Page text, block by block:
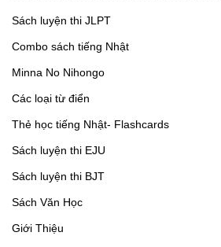
Sách luyện thi JLPT
Combo sách tiếng Nhật
Minna No Nihongo
Các loại từ điển
Thẻ học tiếng Nhật- Flashcards
Sách luyện thi EJU
Sách luyện thi BJT
Sách Văn Học
Giới Thiệu